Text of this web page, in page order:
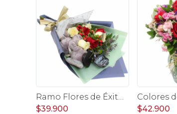
Ramo Flores de Éxito - Ramo de flores para graduación con rosas rojas y rosas blancas, peluche de elefante y pizarra
$39.900
$42.900